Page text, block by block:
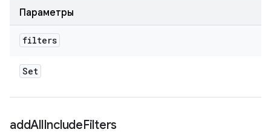
Параметры
filters
Set
addAllIncludeFilters